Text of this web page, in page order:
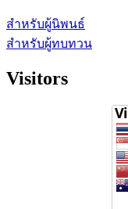
สำหรับผู้นิพนธ์
สำหรับผู้ทบทวน
Visitors